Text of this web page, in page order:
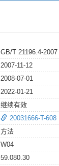
GB/T 21196.4-2007
2007-11-12
2008-07-01
2022-01-21
继续有效
20031666-T-608
方法
W04
59.080.30